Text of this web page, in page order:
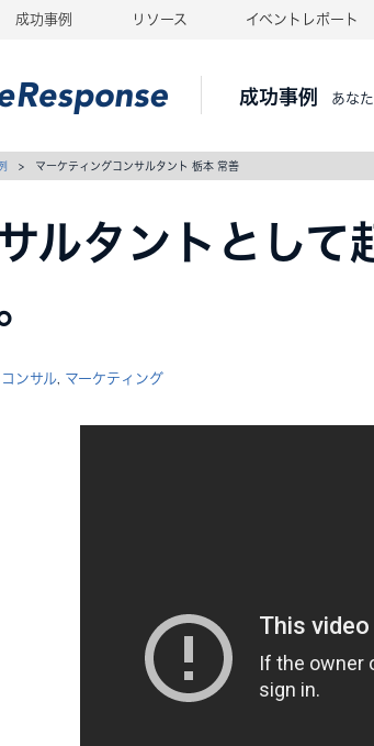
成功事例 リソース イベントレポート
成功事例 あな
> マーケティングコンサルタント 栃本 常善
ルタントとし
コンサル マーケティング